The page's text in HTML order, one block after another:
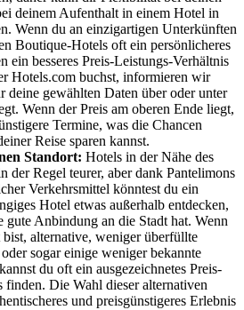
deinem Aufenthalt in einem Hotel in
Wenn du an einzigartigen Unterkünften
Boutique-Hotels oft ein persönlicheres
ein besseres Preis-Leistungs-Verhältnis
Hotels.com buchst, informieren wir
deine gewählten Daten über oder unter
Wenn der Preis am oberen Ende liegt,
Termine, was die Chancen
Reise sparen kannst.
Standort: Hotels in der Nähe des
der Regel teurer, aber dank Pantelimons
Verkehrsmittel könntest du ein
Hotel etwas außerhalb entdecken,
gute Anbindung an die Stadt hat. Wenn
bist, alternative, weniger überfüllte
sogar einige weniger bekannte
du oft ein ausgezeichnetes Preis-
finden. Die Wahl dieser alternativen
und preisgünstigeres Erlebnis